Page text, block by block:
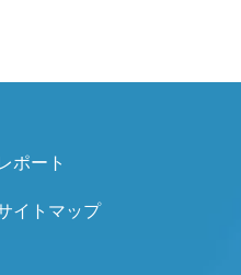
ポート
イトマップ